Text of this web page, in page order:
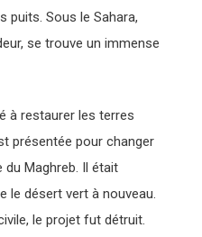
puits. Sous le Sahara,
se trouve un immense
à restaurer les terres
présentée pour changer
Maghreb. Il était
le désert vert à nouveau.
le projet fut détruit.